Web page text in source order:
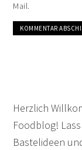
Mail.
Herzlich
Foodblog!
Bastelideen